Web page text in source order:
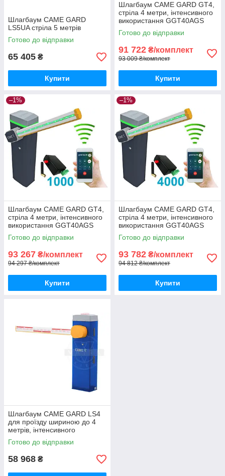
Шлагбаум CAME GARD
LS5UA стріла 5 метрів
Готово до відправки
65 405 ₴
Купити
Шлагбаум CAME GARD GT4,
стріла 4 метри, інтенсивного
використання GGT40AGS
Готово до відправки
91 722 ₴/комплект
93 009 ₴/комплект
Купити
–1%
Шлагбаум CAME GARD GT4,
стріла 4 метри, інтенсивного
використання GGT40AGS
Готово до відправки
93 267 ₴/комплект
94 297 ₴/комплект
Купити
–1%
Шлагбаум CAME GARD GT4,
стріла 4 метри, інтенсивного
використання GGT40AGS
Готово до відправки
93 782 ₴/комплект
94 812 ₴/комплект
Купити
Шлагбаум CAME GARD LS4
для проїзду шириною до 4
метрів, інтенсивного
використання
Готово до відправки
58 968 ₴